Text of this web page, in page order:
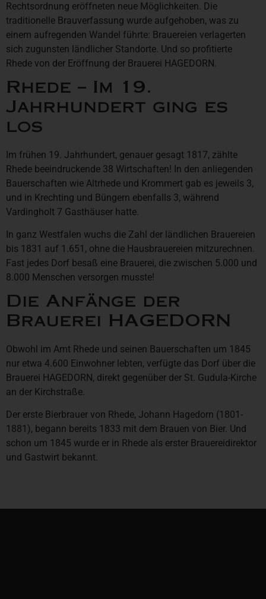
Rechtsordnung eröffneten neue Möglichkeiten. Die
traditionelle Brauverfassung wurde aufgehoben, was zu
einem aufregenden Wandel führte: Brauereien verlagerten
sich zugunsten ländlicher Standorte. Und so profitierte
Rhede von der Eröffnung der Brauerei HAGEDORN.
Rhede – Im 19.
Jahrhundert ging es
los
Im frühen 19. Jahrhundert, genauer gesagt 1817, zählte
Rhede beeindruckende 38 Wirtschaften! In den anliegenden
Bauerschaften wie Altrhede und Krommert gab es jeweils 3,
und in Krechting und Büngern ebenfalls 3, während
Vardingholt 7 Gasthäuser hatte.
In ganz Westfalen wuchs die Zahl der ländlichen Brauereien
bis 1831 auf 1.651, ohne die Hausbrauereien mitzurechnen.
Fast jedes Dorf besaß eine Brauerei, die zwischen 5.000 und
8.000 Menschen versorgen musste!
Die Anfänge der
Brauerei HAGEDORN
Obwohl im Amt Rhede und seinen Bauerschaften um 1845
nur etwa 4.600 Einwohner lebten, verfügte das Dorf über die
Brauerei HAGEDORN, direkt gegenüber der St. Gudula-Kirche
an der Kirchstraße.
Der erste Bierbrauer von Rhede, Johann Hagedorn (1801-
1881), begann bereits 1833 mit dem Brauen von Bier. Und
schon um 1845 wurde er in Rhede als erster Brauereidirektor
und Gastwirt bekannt.